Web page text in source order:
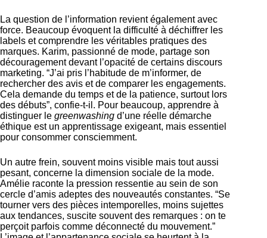
La question de l’information revient également avec
force. Beaucoup évoquent la difficulté à déchiffrer les
labels et comprendre les véritables pratiques des
marques. Karim, passionné de mode, partage son
découragement devant l’opacité de certains discours
marketing. “J’ai pris l’habitude de m’informer, de
rechercher des avis et de comparer les engagements.
Cela demande du temps et de la patience, surtout lors
des débuts”, confie-t-il. Pour beaucoup, apprendre à
distinguer le greenwashing d’une réelle démarche
éthique est un apprentissage exigeant, mais essentiel
pour consommer consciemment.
Un autre frein, souvent moins visible mais tout aussi
pesant, concerne la dimension sociale de la mode.
Amélie raconte la pression ressentie au sein de son
cercle d’amis adeptes des nouveautés constantes. “Se
tourner vers des pièces intemporelles, moins sujettes
aux tendances, suscite souvent des remarques : on te
perçoit parfois comme déconnecté du mouvement.”